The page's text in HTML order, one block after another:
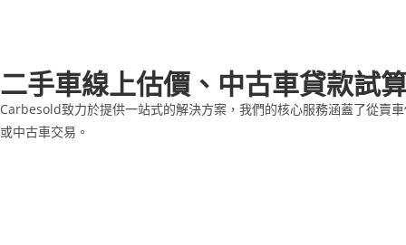
二手車線上估價、中古車貸款試
Carbesold致力於提供一站式的解決方案，我們的核心服務涵蓋了從賣
或中古車交易。